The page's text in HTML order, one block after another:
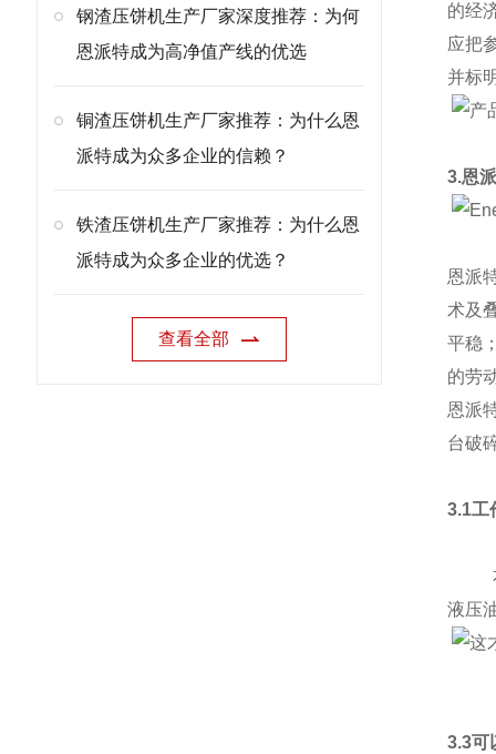
钢渣压饼机生产厂家深度推荐：为何
恩派特成为高净值产线的优选
铜渣压饼机生产厂家推荐：为什么恩
派特成为众多企业的信赖？
铁渣压饼机生产厂家推荐：为什么恩
派特成为众多企业的优选？
查看全部
的经
应把
并标
3.恩
恩派
术及
平稳
的劳
恩派
台破
3.1工
本
液压
3.3可